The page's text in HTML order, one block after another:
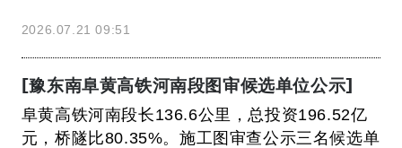
2026.07.21 09:51
[豫东南阜黄高铁河南段图审候选单位公示]
阜黄高铁河南段长136.6公里，总投资196.52亿
元，桥隧比80.35%。施工图审查公示三名候选单